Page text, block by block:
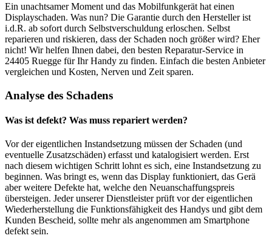
Ein unachtsamer Moment und das Mobilfunkgerät hat einen
Displayschaden. Was nun? Die Garantie durch den Hersteller ist
i.d.R. ab sofort durch Selbstverschuldung erloschen. Selbst
reparieren und riskieren, dass der Schaden noch größer wird? Eher
nicht! Wir helfen Ihnen dabei, den besten Reparatur-Service in
24405 Ruegge für Ihr Handy zu finden. Einfach die besten Anbieter
vergleichen und Kosten, Nerven und Zeit sparen.
Analyse des Schadens
Was ist defekt? Was muss repariert werden?
Vor der eigentlichen Instandsetzung müssen der Schaden (und
eventuelle Zusatzschäden) erfasst und katalogisiert werden. Erst
nach diesem wichtigen Schritt lohnt es sich, eine Instandsetzung zu
beginnen. Was bringt es, wenn das Display funktioniert, das Gerä
aber weitere Defekte hat, welche den Neuanschaffungspreis
übersteigen. Jeder unserer Dienstleister prüft vor der eigentlichen
Wiederherstellung die Funktionsfähigkeit des Handys und gibt dem
Kunden Bescheid, sollte mehr als angenommen am Smartphone
defekt sein.